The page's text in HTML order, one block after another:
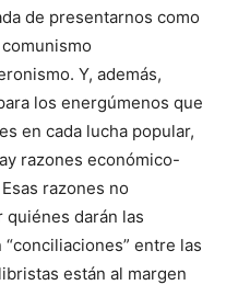
de presentarnos como
Y, además,
los energúmenos que
en cada lucha popular,
razones económico-
razones no
quiénes darán las
entre las
están al margen